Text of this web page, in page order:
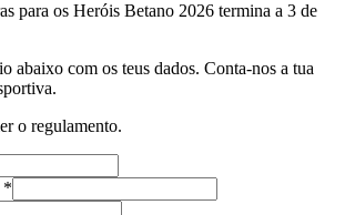
para os Heróis Betano 2026 termina a 3 de
abaixo com os teus dados. Conta-nos a tua
o regulamento.
*